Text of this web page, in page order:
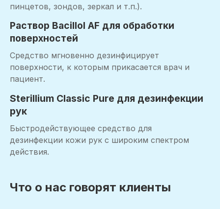
пинцетов, зондов, зеркал и т.п.).
Раствор Bacillol AF для обработки
поверхностей
Средство мгновенно дезинфицирует
поверхности, к которым прикасается врач и
пациент.
Sterillium Classic Pure для дезинфекции
рук
Быстродействующее средство для
дезинфекции кожи рук с широким спектром
действия.
Что о нас говорят клиенты